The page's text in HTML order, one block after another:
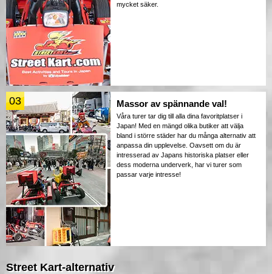
mycket säker.
03 Massor av spännande val!
Våra turer tar dig till alla dina favoritplatser i
Japan! Med en mängd olika butiker att välja
bland i större städer har du många alternativ att
anpassa din upplevelse. Oavsett om du är
intresserad av Japans historiska platser eller
dess moderna underverk, har vi turer som
passar varje intresse!
Street Kart-alternativ